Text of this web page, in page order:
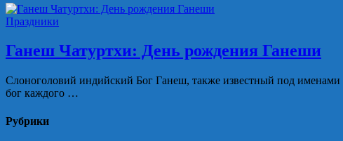
Праздники
Ганеш Чатуртхи: День рождения Ганеши
Слоноголовий индийский Бог Ганеш, также известный под
бог каждого …
Рубрики